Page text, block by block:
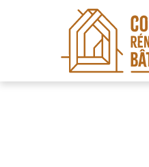
Panneau de gestion des cookies